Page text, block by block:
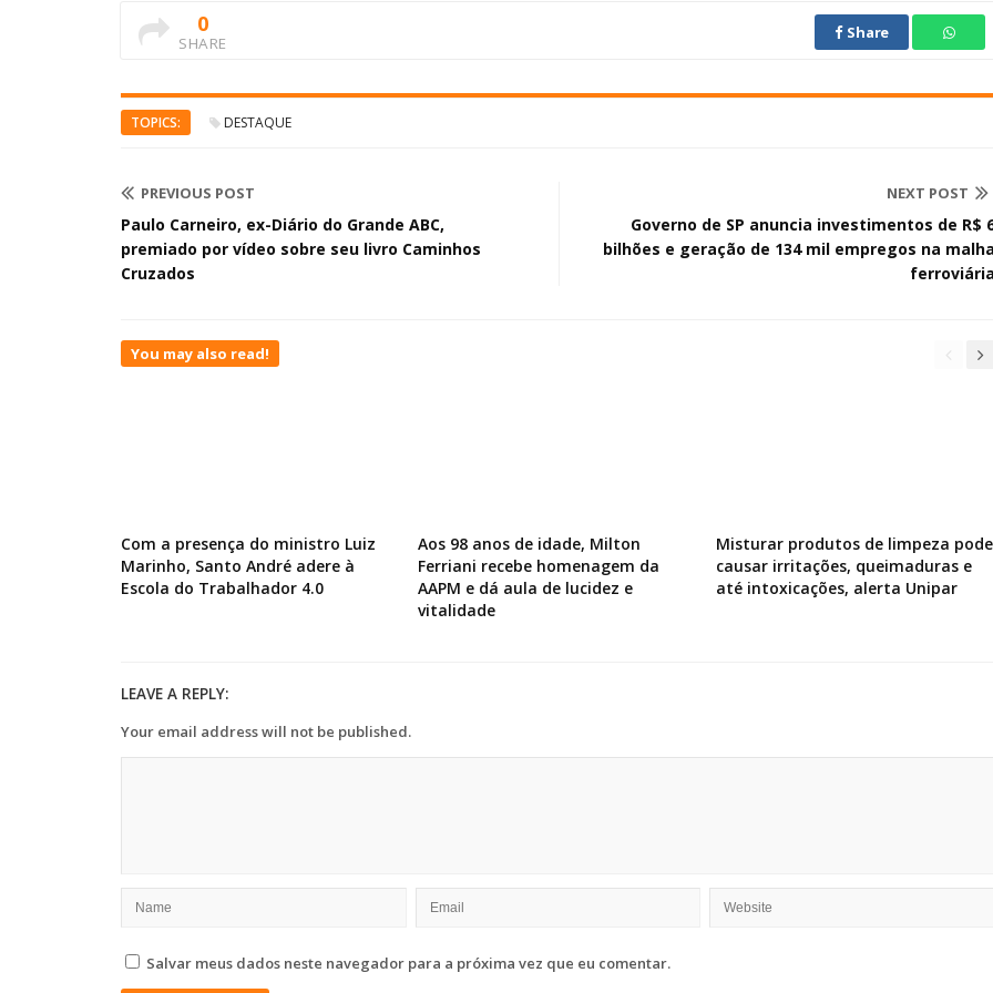
0
SHARE
Share
TOPICS: DESTAQUE
PREVIOUS POST
Paulo Carneiro, ex-Diário do Grande ABC,
premiado por vídeo sobre seu livro Caminhos
Cruzados
NEXT POST
Governo de SP anuncia investimentos de R$
bilhões e geração de 134 mil empregos na malha
ferroviária
You may also read!
Com a presença do ministro Luiz
Marinho, Santo André adere à
Escola do Trabalhador 4.0
Aos 98 anos de idade, Milton
Ferriani recebe homenagem da
AAPM e dá aula de lucidez e
vitalidade
Misturar produtos de limpeza pode
causar irritações, queimaduras e
até intoxicações, alerta Unipar
LEAVE A REPLY:
Your email address will not be published.
Salvar meus dados neste navegador para a próxima vez que eu comentar.